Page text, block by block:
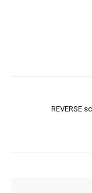
REVERSE